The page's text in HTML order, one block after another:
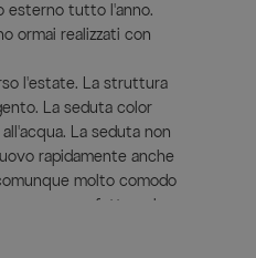
esterno tutto l'anno.
ormai realizzati con
l'estate. La struttura
La seduta color
La seduta non
rapidamente anche
molto comodo
perfetto nel
necessarie potete